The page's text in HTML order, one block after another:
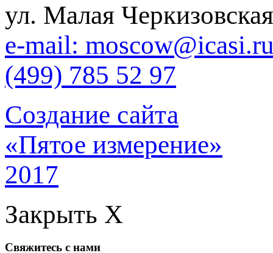
ул. Малая
e-mail:
(499) 785 52 97
Создание сайта
«Пятое измерение»
2017
Закрыть X
Свяжитесь с нами